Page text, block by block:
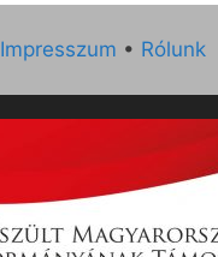
Impresszum • Rólunk